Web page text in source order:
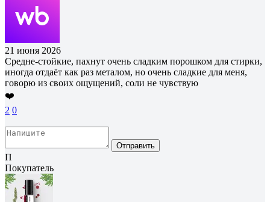
21 июня 2026
Средне-стойкие, пахнут очень сладким порошком для стирки,
иногда отдаёт как раз металом, но очень сладкие для меня,
говорю из своих ощущений, соли не чувствую
❤️
2 0
Отправить
П
Покупатель